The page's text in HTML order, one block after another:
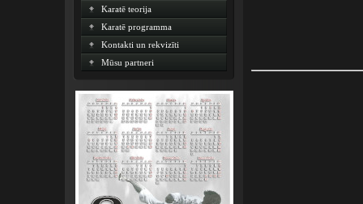
Karatē teorija
Karatē programma
Kontakti un rekvizīti
Mūsu partneri